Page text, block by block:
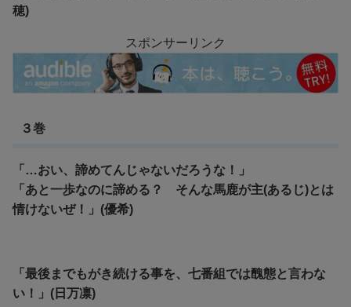
穂)
スポンサーリンク
３巻
「…おい、諦めてんじゃないだろうな！」
「あと一歩なのに諦める？ そんな馬鹿が主(あるじ)とは
情けないぜ！」(優希)
「最後までもがき続ける事を、七番組では醜態と言わな
い！」(日万凛)